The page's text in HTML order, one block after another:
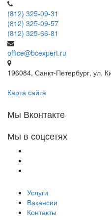
(812) 325-09-31
(812) 325-09-57
(812) 325-66-81
office@bcexpert.ru
196084, Санкт-Петербург, ул.
Карта сайта
Мы Вконтакте
Мы в соцсетях
Услуги
Вакансии
Контакты